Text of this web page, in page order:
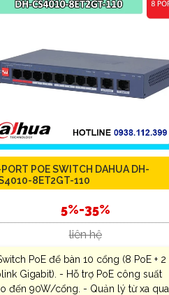
POE SWITCH DAHUA DH-
8ET2GT-110
5%-35%
liên hệ
PoE để bàn 10 cổng (8 PoE + 2
Gigabit). - Hỗ trợ PoE công suất
đến 90W/cổng. - Quản lý từ xa qua